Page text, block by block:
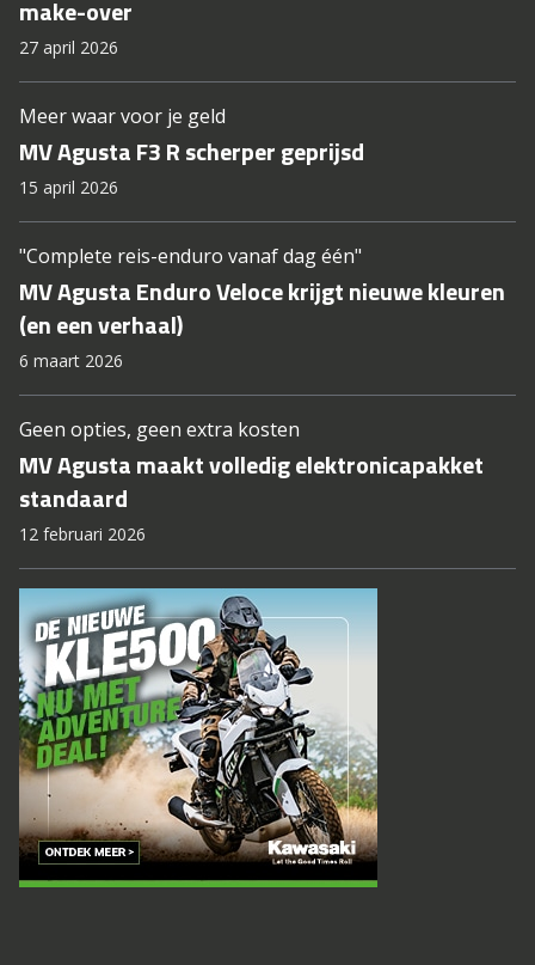
make-over
27 april 2026
Meer waar voor je geld
MV Agusta F3 R scherper geprijsd
15 april 2026
"Complete reis-enduro vanaf dag één"
MV Agusta Enduro Veloce krijgt nieuwe kleuren
(en een verhaal)
6 maart 2026
Geen opties, geen extra kosten
MV Agusta maakt volledig elektronicapakket
standaard
12 februari 2026